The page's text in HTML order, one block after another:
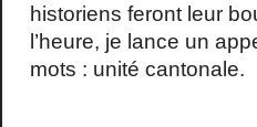
historiens feront leur
l’heure, je lance un
mots : unité cantonale.